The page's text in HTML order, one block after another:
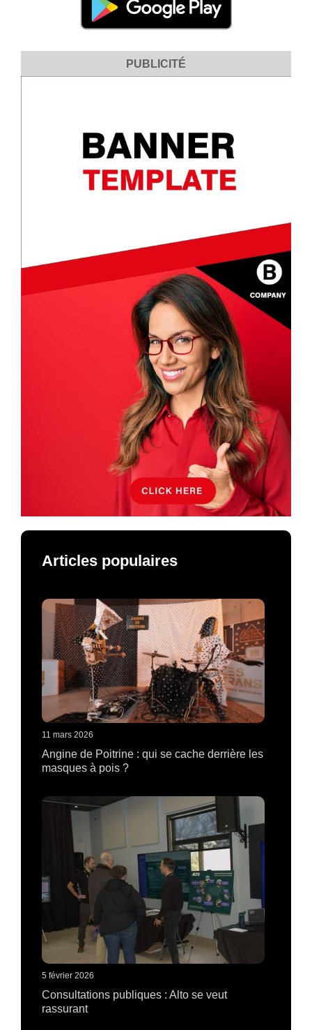
PUBLICITÉ
Articles populaires
11 mars 2026
Angine de Poitrine : qui se cache derrière les
masques à pois ?
5 février 2026
Consultations publiques : Alto se veut
rassurant